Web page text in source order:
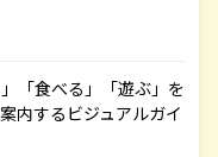
「食べる」「遊ぶ」を
内するビジュアルガイ